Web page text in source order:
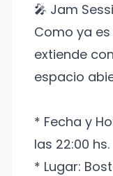
🎤 Jam
Como ya
extiende
espacio
* Fecha y
las 22:00 hs.
* Lugar: